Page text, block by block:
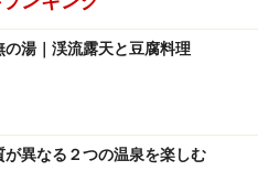
２日
の受付開始
名）となり
予約出来るでしょう。
の湯｜渓流露天と豆腐料理
が異なる２つの温泉を楽しむ